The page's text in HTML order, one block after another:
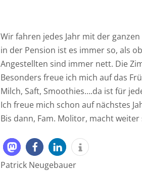
Wir fahren jedes Jahr mit der
in der Pension ist es immer so, als
Angestellten sind immer nett. Die
Besonders freue ich mich auf das
Milch, Saft, Smoothies….da ist für
Ich freue mich schon auf nächstes
Bis dann, Fam. Molitor, macht weiter
Patrick Neugebauer